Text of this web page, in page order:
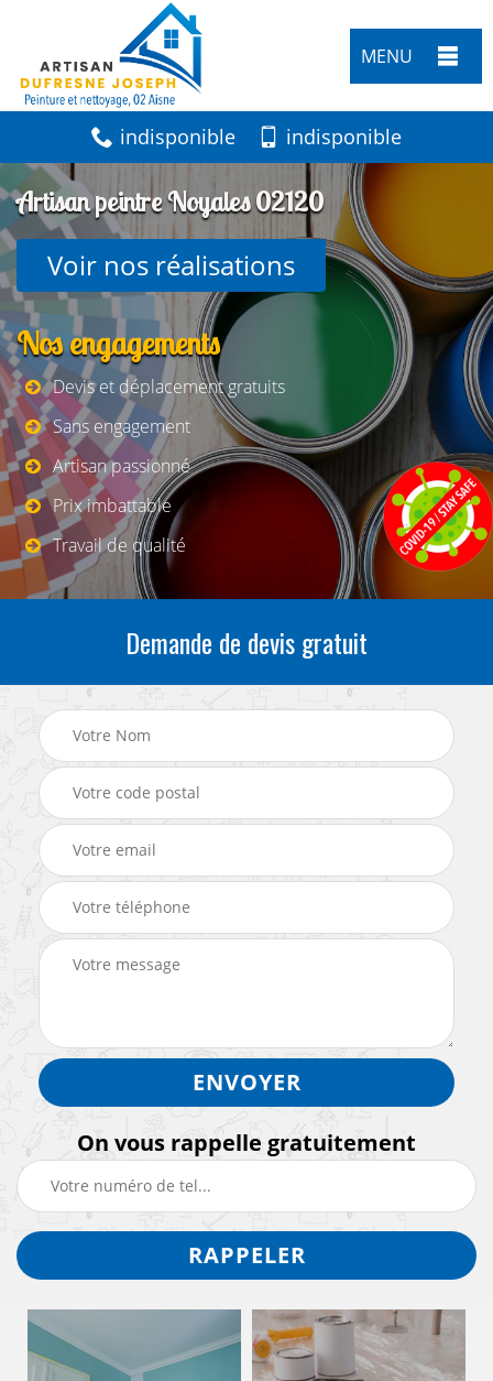
MENU
indisponible indisponible
Artisan peintre Noyales 02120
Voir nos réalisations
Nos engagements
Devis et déplacement gratuits
Sans engagement
Artisan passionné
Prix imbattable
Travail de qualité
Demande de devis gratuit
On vous rappelle gratuitement